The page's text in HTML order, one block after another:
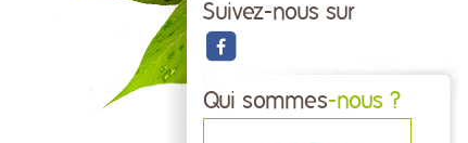
Suivez-nous sur
Qui sommes-nous ?